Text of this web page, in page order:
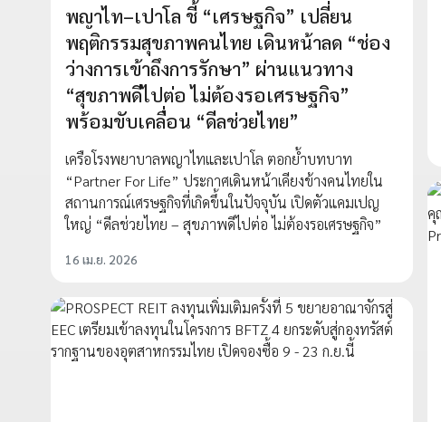
พญาไท–เปาโล ชี้ “เศรษฐกิจ” เปลี่ยน
พฤติกรรมสุขภาพคนไทย เดินหน้าลด “ช่อง
ว่างการเข้าถึงการรักษา” ผ่านแนวทาง
“สุขภาพดีไปต่อ ไม่ต้องรอเศรษฐกิจ”
พร้อมขับเคลื่อน “ดีลช่วยไทย”
เครือโรงพยาบาลพญาไทและเปาโล ตอกย้ำบทบาท
“Partner For Life” ประกาศเดินหน้าเคียงข้างคนไทยใน
สถานการณ์เศรษฐกิจที่เกิดขึ้นในปัจจุบัน เปิดตัวแคมเปญ
ใหญ่ “ดีลช่วยไทย – สุขภาพดีไปต่อ ไม่ต้องรอเศรษฐกิจ”
16 เม.ย. 2026